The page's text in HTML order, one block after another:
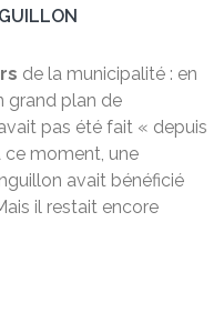
de la municipalité : en
grand plan de
pas été fait « depuis
ce moment, une
avait bénéficié
il restait encore